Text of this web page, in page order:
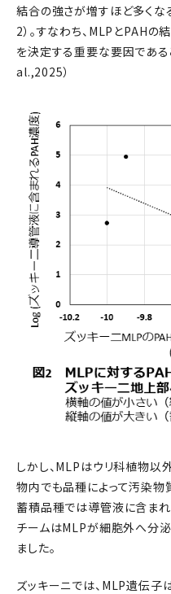
結合の強さが増すほど多くな
2）。すなわち、MLPとPAH
を決定する重要な要因であ
al.,2025）
しかし、MLPはウリ科植物以
物内でも品種によって汚染物
蓄積品種では導管液に含ま
チームはMLPが細胞外へ分
ました。
ズッキーニでは、MLP遺伝子